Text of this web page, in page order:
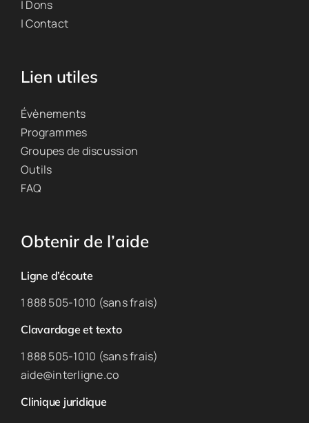
| Dons
| Contact
Lien utiles
Évènements
Programmes
Groupes de discussion
Outils
FAQ
Obtenir de l’aide
Ligne d’écoute
1 888 505-1010 (sans frais)
Clavardage et texto
1 888 505-1010 (sans frais)
aide@interligne.co
Clinique juridique